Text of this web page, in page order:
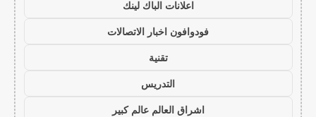
اعلانات الباك لينك
فودوافون اخبار الاتصالات
تقنية
التدريس
اشراق العالم عالم كبير